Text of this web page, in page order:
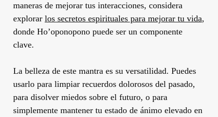
maneras de mejorar tus interacciones, considera
explorar los secretos espirituales para mejorar tu vida,
donde Ho’oponopono puede ser un componente
clave.
La belleza de este mantra es su versatilidad. Puedes
usarlo para limpiar recuerdos dolorosos del pasado,
para disolver miedos sobre el futuro, o para
simplemente mantener tu estado de ánimo elevado en